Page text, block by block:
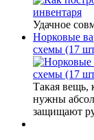
Удачное
Норковые
схемы (17
Такая вещь,
нужны
защищают